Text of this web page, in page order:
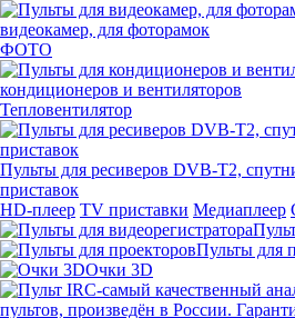
видеокамер, для фоторамок
ФОТО
кондиционеров и вентиляторов
Тепловентилятор
Пульты для ресиверов DVB-T2,
приставок
HD-плеер TV приставки Медиаплеер
Пульты для
Очки 3D